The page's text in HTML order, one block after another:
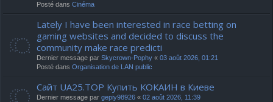
Posté dans Cinéma
Lately I have been interested in race betting on
gaming websites and decided to discuss the
community make race predicti
Dernier message par Skycrown-Pophy « 03 août 2026, 01:21
Posté dans Organisation de LAN public
Сайт UA25.TOP Купить КОКАИН в Киеве
Dernier message par gepiy98926 « 02 août 2026, 11:39